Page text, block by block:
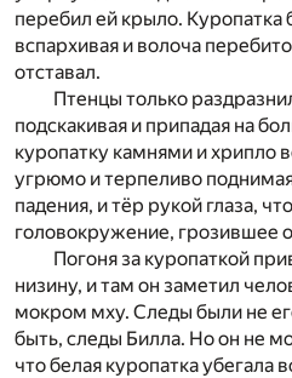
перебил ей крыло. Куропатка
вспархивая и волоча
отставал.
Птенцы только
подскакивая и припадая на
куропатку камнями и хрипло
угрюмо и терпеливо
падения, и тёр рукой глаза,
головокружение, грозившее
Погоня за куропаткой
низину, и там он заметил
мокром мху. Следы были не
быть, следы Билла. Но он не
что белая куропатка убегала